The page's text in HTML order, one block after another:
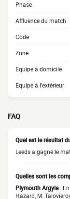
Phase
Affluence du match
Code
Zone
Equipe à domicile
Equipe à l'extérieur
FAQ
Quel est le résultat
Leeds a gagné le
Quelles sont les
Plymouth Argyle:
Hazard, M.